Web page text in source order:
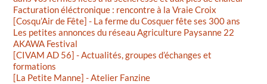
Facturation éléctronique : rencontre à la Vraie Croix
[Cosqu’Air de Fête] - La ferme du Cosquer fête ses 300 ans
Les petites annonces du réseau Agriculture Paysanne 22
AKAWA Festival
[CIVAM AD 56] - Actualités, groupes d’échanges et
formations
[La Petite Manne] - Atelier Fanzine